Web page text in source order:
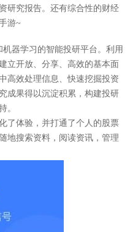
研究报告。还有综合性的财经
游~
器学习的智能投研平台。利用
立开放、分享、高效的基本面
高效处理信息、快速挖掘投资
成果得以沉淀积累，构建投研
。
了体验，并打通了个人的股票
地搜索资料，阅读资讯，管理